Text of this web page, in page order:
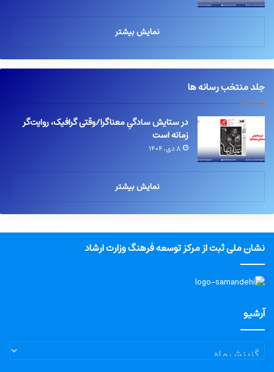
نمایش بیشتر
جلد منتخب رسانه ها
در ستایش سادگیِ معناگرا/وقتی گرافیک، روایت‌گر
زمانه است
۸ دی, ۱۴۰۴
نمایش بیشتر
نشان ملی ثبت از مرکز توسعه فرهنگ وزارت ارشاد
آرشیو
آرشیو